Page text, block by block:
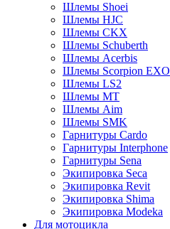
Шлемы Shoei
Шлемы HJC
Шлемы CKX
Шлемы Schuberth
Шлемы Acerbis
Шлемы Scorpion EXO
Шлемы LS2
Шлемы MT
Шлемы Aim
Шлемы SMK
Гарнитуры Cardo
Гарнитуры Interphone
Гарнитуры Sena
Экипировка Seca
Экипировка Revit
Экипировка Shima
Экипировка Modeka
Для мотоцикла